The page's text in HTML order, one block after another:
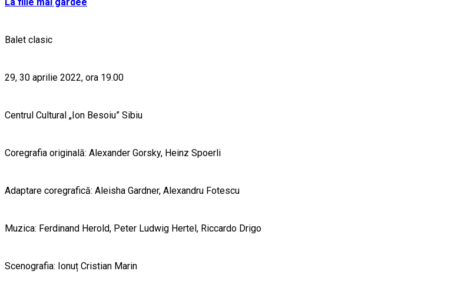
Balet clasic
29, 30 aprilie 2022, ora 19.00
Centrul Cultural „Ion Besoiu” Sibiu
Coregrafia originală: Alexander Gorsky, Heinz Spoerli
Adaptare coregrafică: Aleisha Gardner, Alexandru Fotescu
Muzica: Ferdinand Herold, Peter Ludwig Hertel, Riccardo Drigo
Scenografia: Ionuț Cristian Marin